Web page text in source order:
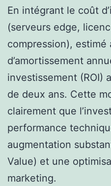
En intégrant le coût
(serveurs edge,
compression), estimé
d’amortissement
investissement (ROI)
de deux ans. Cette
clairement que
performance
augmentation
Value) et une
marketing.